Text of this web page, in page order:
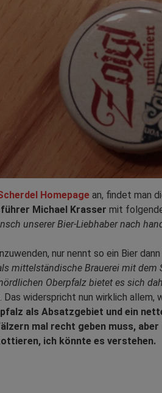
Homepage an, findet man
Michael Krasser mit
unserer Bier-Liebhaber nach
nur nennt so ein Bier
mittelständische Brauerei mit
Oberpfalz bietet es sich
Das widerspricht nun wirklich allem,
als Absatzgebiet und ein
mal recht geben muss,
ich könnte es verstehen.